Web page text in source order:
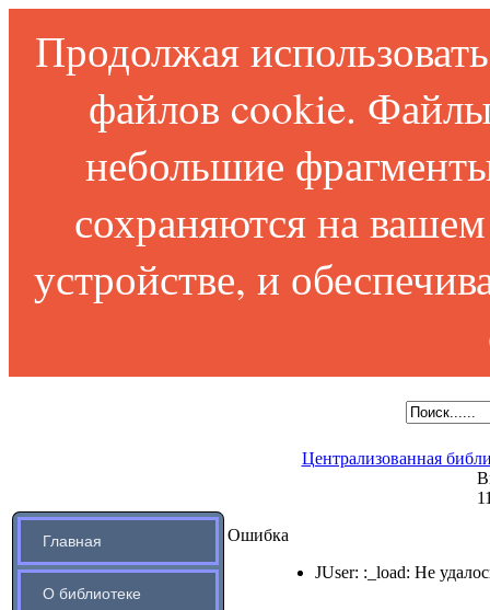
Продолжая
файлов cookie.
небольшие
сохраняются на
устройстве, и
Централизованная
Главная
О библиотеке
Ошибка
JUser: :_load: Не